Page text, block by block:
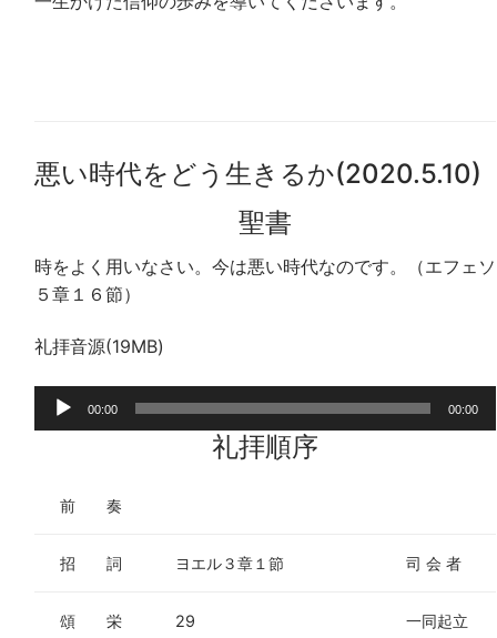
悪い時代をどう生きるか(2020.5.10)
聖書
時をよく用いなさい。今は悪い時代なのです。（エフェソ
５章１６節）
礼拝音源(19MB)
声
00:00 00:00
礼拝順序
前 奏
招 詞 ヨエル３章１節 司 会 者
頌 栄 29 一同起立